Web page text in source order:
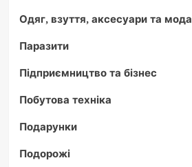
Одяг, взуття, аксесуари та мода
Паразити
Підприємництво та бізнес
Побутова техніка
Подарунки
Подорожі